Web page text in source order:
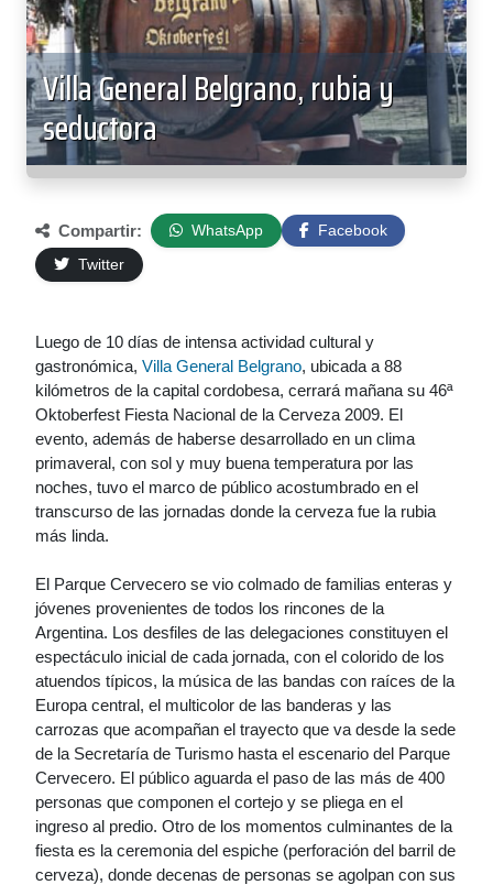
Villa General Belgrano, rubia y
seductora
Compartir: WhatsApp
Facebook
Twitter
Luego de 10 días de intensa actividad cultural y
gastronómica, Villa General Belgrano, ubicada a 88
kilómetros de la capital cordobesa, cerrará mañana su 46ª
Oktoberfest Fiesta Nacional de la Cerveza 2009. El
evento, además de haberse desarrollado en un clima
primaveral, con sol y muy buena temperatura por las
noches, tuvo el marco de público acostumbrado en el
transcurso de las jornadas donde la cerveza fue la rubia
más linda.
El Parque Cervecero se vio colmado de familias enteras y
jóvenes provenientes de todos los rincones de la
Argentina. Los desfiles de las delegaciones constituyen el
espectáculo inicial de cada jornada, con el colorido de los
atuendos típicos, la música de las bandas con raíces de la
Europa central, el multicolor de las banderas y las
carrozas que acompañan el trayecto que va desde la sede
de la Secretaría de Turismo hasta el escenario del Parque
Cervecero. El público aguarda el paso de las más de 400
personas que componen el cortejo y se pliega en el
ingreso al predio. Otro de los momentos culminantes de la
fiesta es la ceremonia del espiche (perforación del barril de
cerveza), donde decenas de personas se agolpan con sus